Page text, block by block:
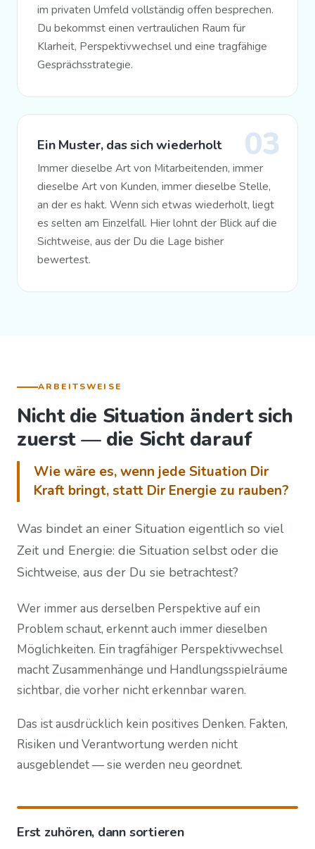
im privaten Umfeld vollständig offen besprechen.
Du bekommst einen vertraulichen Raum für
Klarheit, Perspektivwechsel und eine tragfähige
Gesprächsstrategie.
03
Ein Muster, das sich wiederholt
Immer dieselbe Art von Mitarbeitenden, immer
dieselbe Art von Kunden, immer dieselbe Stelle,
an der es hakt. Wenn sich etwas wiederholt, liegt
es selten am Einzelfall. Hier lohnt der Blick auf die
Sichtweise, aus der Du die Lage bisher
bewertest.
ARBEITSWEISE
Nicht die Situation ändert sich
zuerst — die Sicht darauf
Wie wäre es, wenn jede Situation Dir
Kraft bringt, statt Dir Energie zu rauben?
Was bindet an einer Situation eigentlich so viel
Zeit und Energie: die Situation selbst oder die
Sichtweise, aus der Du sie betrachtest?
Wer immer aus derselben Perspektive auf ein
Problem schaut, erkennt auch immer dieselben
Möglichkeiten. Ein tragfähiger Perspektivwechsel
macht Zusammenhänge und Handlungsspielräume
sichtbar, die vorher nicht erkennbar waren.
Das ist ausdrücklich kein positives Denken. Fakten,
Risiken und Verantwortung werden nicht
ausgeblendet — sie werden neu geordnet.
Erst zuhören, dann sortieren